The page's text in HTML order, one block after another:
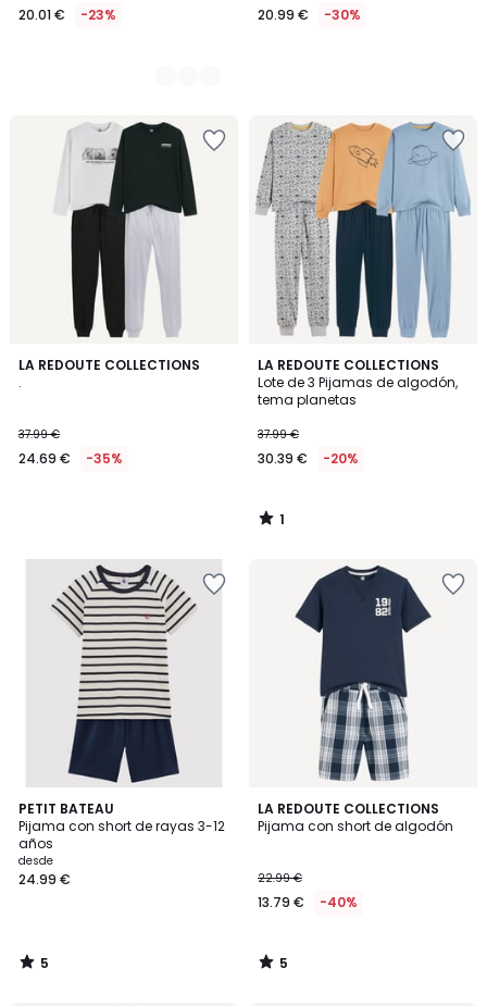
20.01 € -23% 20.99 € -30%
LA REDOUTE COLLECTIONS
.
37.99 €
24.69 € -35%
LA REDOUTE COLLECTIONS
Lote de 3 Pijamas de algodón,
tema planetas
37.99 €
30.39 € -20%
1
/
5
1
/
PETIT BATEAU
Pijama con short de rayas 3-12
años
desde
24.99 €
5
/
5
5
/
LA REDOUTE COLLECTIONS
Pijama con short de algodón
22.99 €
13.79 € -40%
5
/
5
/